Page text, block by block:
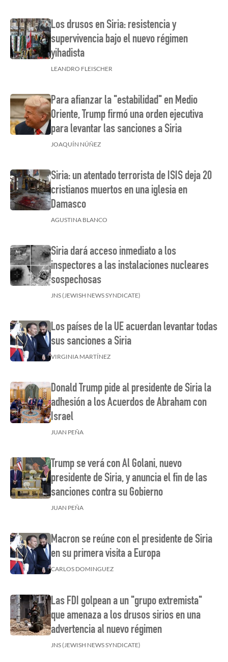
Los drusos en Siria: resistencia y
supervivencia bajo el nuevo régimen
yihadista
LEANDRO FLEISCHER
Para afianzar la "estabilidad" en Medio
Oriente, Trump firmó una orden ejecutiva
para levantar las sanciones a Siria
JOAQUÍN NÚÑEZ
Siria: un atentado terrorista de ISIS deja 20
cristianos muertos en una iglesia en
Damasco
AGUSTINA BLANCO
Siria dará acceso inmediato a los
inspectores a las instalaciones nucleares
sospechosas
JNS (JEWISH NEWS SYNDICATE)
Los países de la UE acuerdan levantar todas
sus sanciones a Siria
VIRGINIA MARTÍNEZ
Donald Trump pide al presidente de Siria la
adhesión a los Acuerdos de Abraham con
Israel
JUAN PEÑA
Trump se verá con Al Golani, nuevo
presidente de Siria, y anuncia el fin de las
sanciones contra su Gobierno
JUAN PEÑA
Macron se reúne con el presidente de Siria
en su primera visita a Europa
CARLOS DOMINGUEZ
Las FDI golpean a un "grupo extremista"
que amenaza a los drusos sirios en una
advertencia al nuevo régimen
JNS (JEWISH NEWS SYNDICATE)